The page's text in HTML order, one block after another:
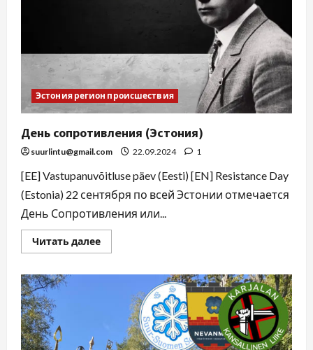
Эстония регион происшествия
День сопротивления (Эстония)
suurlintu@gmail.com 22.09.2024 1
[EE] Vastupanuvõitluse päev (Eesti) [EN] Resistance Day
(Estonia) 22 сентября по всей Эстонии отмечается
День Сопротивления или...
Читать далее